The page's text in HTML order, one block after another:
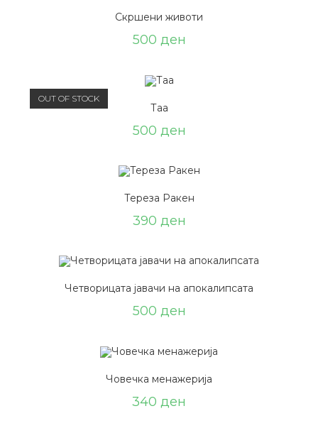
Скршени животи
500 ден
OUT OF STOCK
Таа
500 ден
Тереза Ракен
390 ден
Четворицата јавачи на апокалипсата
500 ден
Човечка менажерија
340 ден